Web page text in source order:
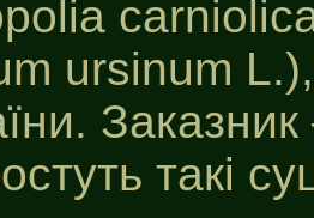
ursinum
Заказник
такі